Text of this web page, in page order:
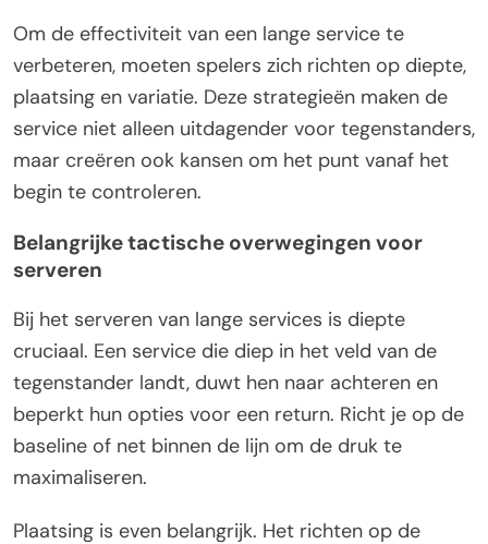
Om de effectiviteit van een lange service te
verbeteren, moeten spelers zich richten op diepte,
plaatsing en variatie. Deze strategieën maken de
service niet alleen uitdagender voor tegenstanders,
maar creëren ook kansen om het punt vanaf het
begin te controleren.
Belangrijke tactische overwegingen voor
serveren
Bij het serveren van lange services is diepte
cruciaal. Een service die diep in het veld van de
tegenstander landt, duwt hen naar achteren en
beperkt hun opties voor een return. Richt je op de
baseline of net binnen de lijn om de druk te
maximaliseren.
Plaatsing is even belangrijk. Het richten op de